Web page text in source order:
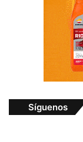
Síguenos